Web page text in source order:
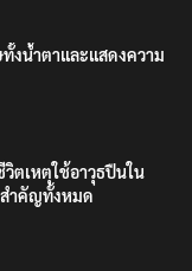
งน้ำตาและแสดงความ
ตเหตุใช้อาวุธปืนใน